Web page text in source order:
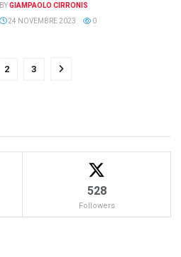
BYGIAMPAOLO CIRRONIS
24 NOVEMBRE 2023
0
2 3
528
Followers